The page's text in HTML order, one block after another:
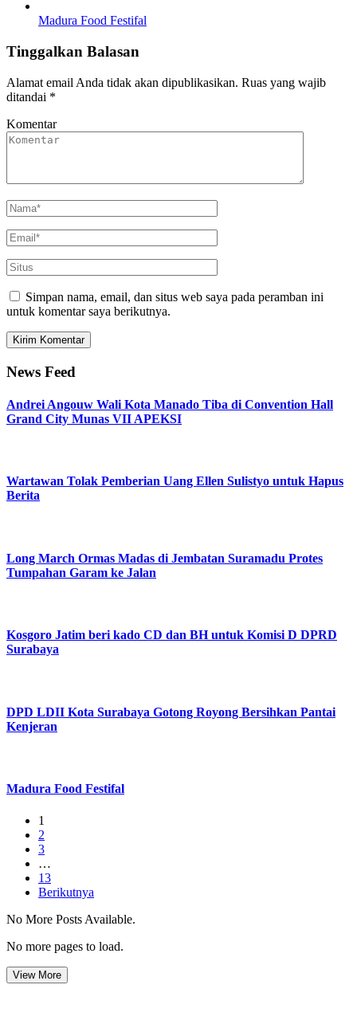
Madura Food Festifal
Tinggalkan Balasan
Alamat email Anda tidak akan dipublikasikan. Ruas yang wajib
ditandai *
Komentar
Simpan nama, email, dan situs web saya pada peramban ini
untuk komentar saya berikutnya.
News Feed
Andrei Angouw Wali Kota Manado Tiba di Convention Hall
Grand City Munas VII APEKSI
Wartawan Tolak Pemberian Uang Ellen Sulistyo untuk Hapus
Berita
Long March Ormas Madas di Jembatan Suramadu Protes
Tumpahan Garam ke Jalan
Kosgoro Jatim beri kado CD dan BH untuk Komisi D DPRD
Surabaya
DPD LDII Kota Surabaya Gotong Royong Bersihkan Pantai
Kenjeran
Madura Food Festifal
1
2
3
…
13
Berikutnya
No More Posts Available.
No more pages to load.
View More